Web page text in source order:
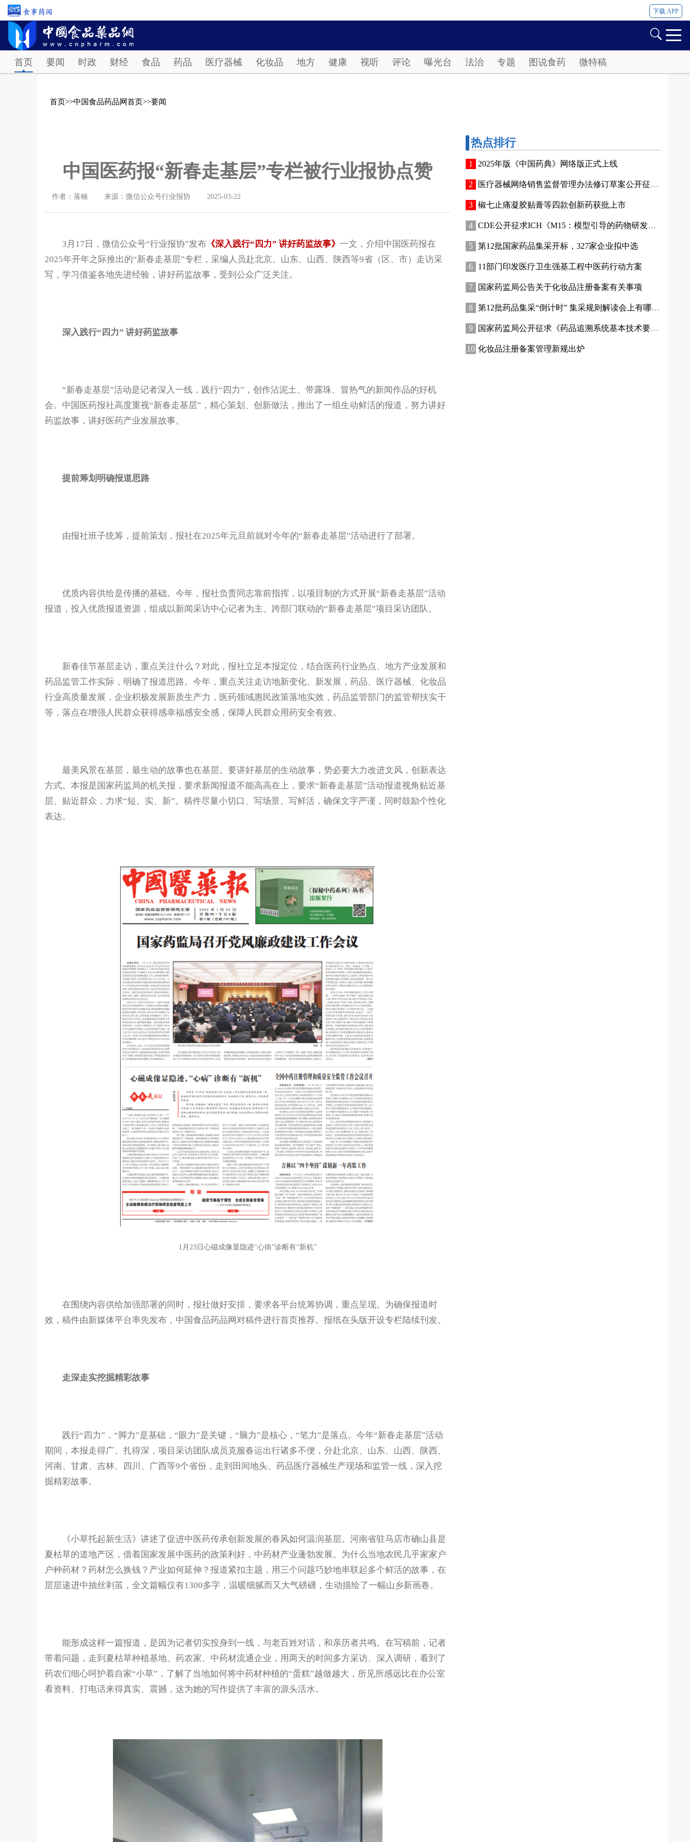
下载 APP
首页 要闻 时政 财经 食品 药品 医疗器械 化妆品 地方 健康 视听 评论 曝光台 法治 专题 图说食药 微特稿
首页>>中国食品药品网首页>>要闻
中国医药报“新春走基层”专栏被行业报协点赞
作者：落楠 来源：微信公众号行业报协 2025-03-22
3月17日，微信公众号“行业报协”发布 《深入践行“四力” 讲好药监故事》 一文，介绍中国医药报在
2025年开年之际推出的“新春走基层”专栏，采编人员赴北京、山东、山西、陕西等9省（区、市）走访采
写，学习借鉴各地先进经验，讲好药监故事，受到公众广泛关注。
深入践行“四力” 讲好药监故事
“新春走基层”活动是记者深入一线，践行“四力”，创作沾泥土、带露珠、冒热气的新闻作品的好机
会。中国医药报社高度重视“新春走基层”，精心策划、创新做法，推出了一组生动鲜活的报道，努力讲好
药监故事，讲好医药产业发展故事。
提前筹划明确报道思路
由报社班子统筹，提前策划，报社在2025年元旦前就对今年的“新春走基层”活动进行了部署。
优质内容供给是传播的基础。今年，报社负责同志靠前指挥，以项目制的方式开展“新春走基层”活动
报道，投入优质报道资源，组成以新闻采访中心记者为主、跨部门联动的“新春走基层”项目采访团队。
新春佳节基层走访，重点关注什么？对此，报社立足本报定位，结合医药行业热点、地方产业发展和
药品监管工作实际，明确了报道思路。今年，重点关注走访地新变化、新发展，药品、医疗器械、化妆品
行业高质量发展，企业积极发展新质生产力，医药领域惠民政策落地实效，药品监管部门的监管帮扶实干
等，落点在增强人民群众获得感幸福感安全感，保障人民群众用药安全有效。
最美风景在基层，最生动的故事也在基层。要讲好基层的生动故事，势必要大力改进文风，创新表达
方式。本报是国家药监局的机关报，要求新闻报道不能高高在上，要求“新春走基层”活动报道视角贴近基
层、贴近群众，力求“短、实、新”。稿件尽量小切口、写场景、写鲜活，确保文字严谨，同时鼓励个性化
表达。
1月23日心磁成像显隐迹“心病”诊断有“新机”
在围绕内容供给加强部署的同时，报社做好安排，要求各平台统筹协调，重点呈现。为确保报道时
效，稿件由新媒体平台率先发布，中国食品药品网对稿件进行首页推荐。报纸在头版开设专栏陆续刊发。
走深走实挖掘精彩故事
践行“四力”，“脚力”是基础，“眼力”是关键，“脑力”是核心，“笔力”是落点。今年“新春走基层”活动
期间，本报走得广、扎得深，项目采访团队成员克服春运出行诸多不便，分赴北京、山东、山西、陕西、
河南、甘肃、吉林、四川、广西等9个省份，走到田间地头、药品医疗器械生产现场和监管一线，深入挖
掘精彩故事。
《小草托起新生活》讲述了促进中医药传承创新发展的春风如何温润基层。河南省驻马店市确山县是
夏枯草的道地产区，借着国家发展中医药的政策利好，中药材产业蓬勃发展。为什么当地农民几乎家家户
户种药材？药材怎么换钱？产业如何延伸？报道紧扣主题，用三个问题巧妙地串联起多个鲜活的故事，在
层层递进中抽丝剥茧，全文篇幅仅有1300多字，温暖细腻而又大气磅礴，生动描绘了一幅山乡新画卷。
能形成这样一篇报道，是因为记者切实投身到一线，与老百姓对话，和亲历者共鸣。在写稿前，记者
带着问题，走到夏枯草种植基地、药农家、中药材流通企业，用两天的时间多方采访、深入调研，看到了
药农们细心呵护着自家“小草”，了解了当地如何将中药材种植的“蛋糕”越做越大，所见所感远比在办公室
看资料、打电话来得真实、震撼，这为她的写作提供了丰富的源头活水。
热点排行
2025年版《中国药典》网络版正式上线
医疗器械网络销售监督管理办法修订草案公开征求意见
椒七止痛凝胶贴膏等四款创新药获批上市
CDE公开征求ICH《M15：模型引导的药物研发》指导原则实施建议和中文翻译稿意见
第12批国家药品集采开标，327家企业拟中选
11部门印发医疗卫生强基工程中医药行动方案
国家药监局公告关于化妆品注册备案有关事项
第12批药品集采“倒计时” 集采规则解读会上有哪些增量信息？
国家药监局公开征求《药品追溯系统基本技术要求（修订征求意见稿）》意见
化妆品注册备案管理新规出炉